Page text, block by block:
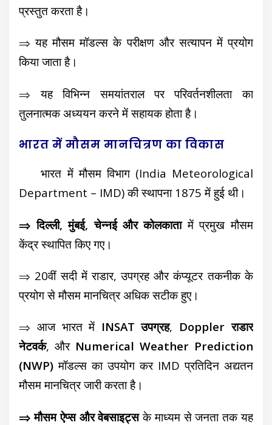
प्रस्तुत करता है।
⇒ यह मौसम मॉडल्स के परीक्षण और सत्यापन में प्रयोग
किया जाता है।
⇒ यह विभिन्न समयांतराल पर परिवर्तनशीलता का
तुलनात्मक अध्ययन करने में सहायक होता है।
भारत में मौसम मानचित्रण का विकास
भारत में मौसम विभाग (India Meteorological
Department – IMD) की स्थापना 1875 में हुई थी।
⇒ दिल्ली, मुंबई, चेन्नई और कोलकातामें प्रमुख मौसम
केंद्र स्थापित किए गए।
⇒ 20वीं सदी में राडार, उपग्रह और कंप्यूटर तकनीक के
प्रयोग से मौसम मानचित्र अधिक सटीक हुए।
⇒ आज भारत में INSAT उपग्रह, Doppler राडार
नेटवर्क, और Numerical Weather Prediction
(NWP) मॉडल्स का उपयोग कर IMD प्रतिदिन अद्यतन
मौसम मानचित्र जारी करता है।
⇒ मौसम ऐप्स और वेबसाइट्सके माध्यम से जनता तक यह